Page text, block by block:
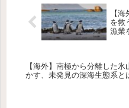
【
を救
漁業
【海外】南極から分離した氷
かす、未発見の深海生態系と